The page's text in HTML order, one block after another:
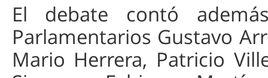
El debate contó
Parlamentarios Gustavo
Mario Herrera, Patricio